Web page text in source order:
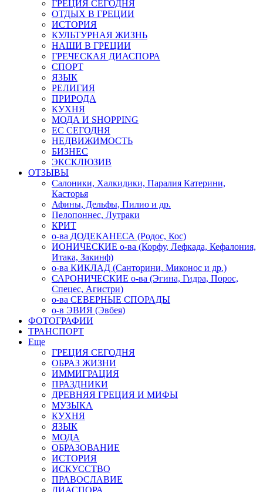
ГРЕЦИЯ СЕГОДНЯ
ОТДЫХ В ГРЕЦИИ
ИСТОРИЯ
КУЛЬТУРНАЯ ЖИЗНЬ
НАШИ В ГРЕЦИИ
ГРЕЧЕСКАЯ ДИАСПОРА
СПОРТ
ЯЗЫК
РЕЛИГИЯ
ПРИРОДА
КУХНЯ
МОДА И SHOPPING
ЕС СЕГОДНЯ
НЕДВИЖИМОСТЬ
БИЗНЕС
ЭКСКЛЮЗИВ
ОТЗЫВЫ
Салоники, Халкидики, Паралия Катерини,
Касторья
Афины, Дельфы, Пилио и др.
Пелопоннес, Лутраки
КРИТ
о-ва ДОДЕКАНЕСА (Родос, Кос)
ИОНИЧЕСКИЕ о-ва (Корфу, Лефкада, Кефалония,
Итака, Закинф)
о-ва КИКЛАД (Санторини, Миконос и др.)
САРОНИЧЕСКИЕ о-ва (Эгина, Гидра, Порос,
Спецес, Агистри)
о-ва СЕВЕРНЫЕ СПОРАДЫ
о-в ЭВИЯ (Эвбея)
ФОТОГРАФИИ
ТРАНСПОРТ
Еще
ГРЕЦИЯ СЕГОДНЯ
ОБРАЗ ЖИЗНИ
ИММИГРАЦИЯ
ПРАЗДНИКИ
ДРЕВНЯЯ ГРЕЦИЯ И МИФЫ
МУЗЫКА
КУХНЯ
ЯЗЫК
МОДА
ОБРАЗОВАНИЕ
ИСТОРИЯ
ИСКУССТВО
ПРАВОСЛАВИЕ
ДИАСПОРА